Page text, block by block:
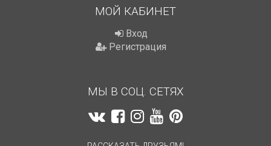
МОЙ КАБИНЕТ
Вход
Регистрация
МЫ В СОЦ. СЕТЯХ